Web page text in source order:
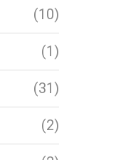
(10)
(1)
(31)
(2)